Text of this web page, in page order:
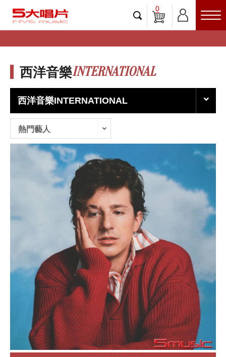
0
西洋音樂INTERNATIONAL
西洋音樂INTERNATIONAL
熱門藝人